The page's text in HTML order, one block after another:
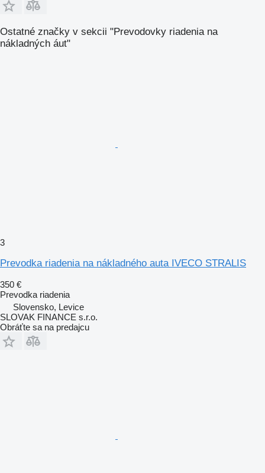
Ostatné značky v sekcii "Prevodovky riadenia na
nákladných áut"
3
Prevodka riadenia na nákladného auta IVECO STRALIS
350 €
Prevodka riadenia
Slovensko, Levice
SLOVAK FINANCE s.r.o.
Obráťte sa na predajcu